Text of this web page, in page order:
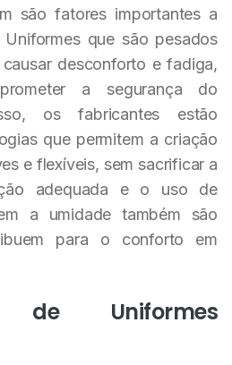
são fatores importantes a
Uniformes que são pesados
desconforto e fadiga,
a segurança do
os fabricantes estão
que permitem a criação
e flexíveis, sem sacrificar a
adequada e o uso de
a umidade também são
para o conforto em
de Uniformes